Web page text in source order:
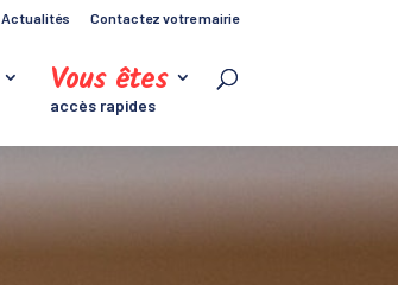
Actualités Contactez votre mairie
Vous êtes
accès rapides